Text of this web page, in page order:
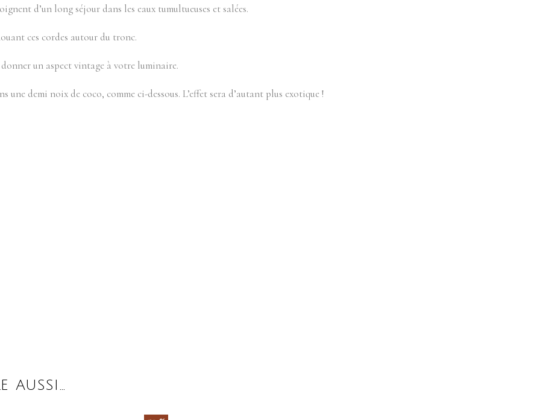
d’un long séjour dans les eaux tumultueuses et salées.
ces cordes autour du tronc.
un aspect vintage à votre luminaire.
une demi noix de coco, comme ci-dessous. L’effet sera d’autant plus exotique !
AUSSI…